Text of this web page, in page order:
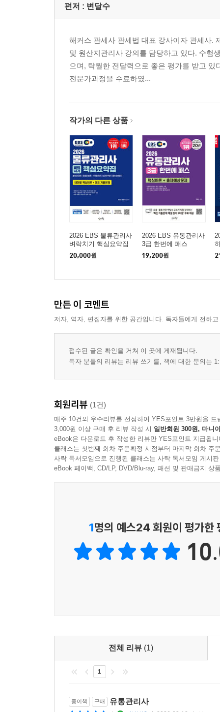
편저 : 변달수
해커스 관세사 관세법 대표 강사이자 관세사.
및 원산지관리사 강의를 담당하고 있다. 수험
으며, 탁월한 전달력으로 좋은 평가를 받고
전문가과정을 수료하였...
작가의 다른 상품
2026 EBS 물류관리사
벼락치기 핵심요약집
20,000원
2026 EBS 유통관리사
3급 한번에 패스
19,200원
만든 이 코멘트
저자, 역자, 편집자를 위한 공간입니다. 독자들에게 전하
접수된 글은 확인을 거쳐 이 곳에 게재됩니다.
독자 분들의 리뷰는 리뷰 쓰기를, 책에 대한 문의는
회원리뷰 (1건)
매주 10건의 우수리뷰를 선정하여 YES포인트 3만원을 드
3,000원 이상 구매 후 리뷰 작성 시 일반회원 300원, 마니
eBook은 다운로드 후 작성한 리뷰만 YES포인트 지급됩니
클래스는 첫번째 회차 주문확정 시점부터 마지막 회차 주
사락 독서모임으로 진행된 클래스는 사락 독서모임 게시
eBook 페이백, CD/LP, DVD/Blu-ray, 패션 및 판매금지 상
1명의 예스24 회원이 평가한
전체 리뷰 (1)
1
종이책 구매 유통관리사